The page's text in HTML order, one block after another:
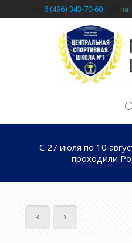
8 (496) 343-70-60
С 27 июля по 10
проходили